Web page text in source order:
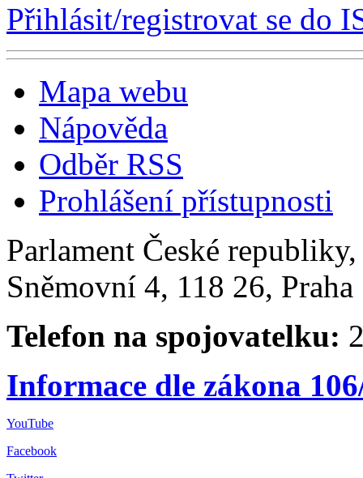
Přihlásit/registrovat se do
Mapa webu
Nápověda
Odběr RSS
Prohlášení přístupnosti
Parlament České
Sněmovní 4, 118 26,
Telefon na spojovatelku:
Informace dle zákona
YouTube
Facebook